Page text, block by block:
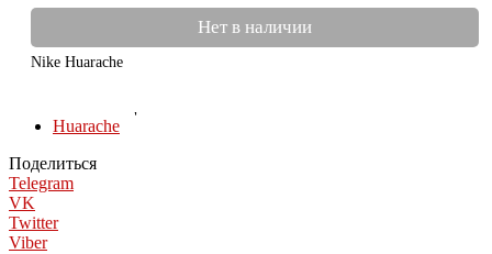
Nike Huarache
Нет в наличии
Huarache
Поделиться
Telegram
VK
Twitter
Viber